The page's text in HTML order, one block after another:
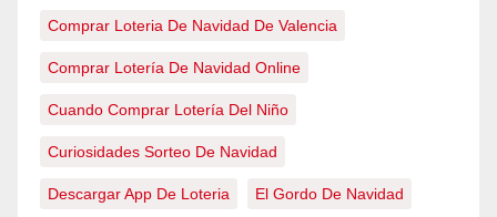
Comprar Loteria De Navidad De Valencia
Comprar Lotería De Navidad Online
Cuando Comprar Lotería Del Niño
Curiosidades Sorteo De Navidad
Descargar App De Loteria El Gordo De Navidad